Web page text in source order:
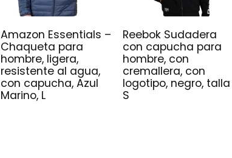
Amazon Essentials –
Chaqueta para
hombre, ligera,
resistente al agua,
con capucha, Azul
Marino, L
Reebok Sudadera
con capucha para
hombre, con
cremallera, con
logotipo, negro, talla
S